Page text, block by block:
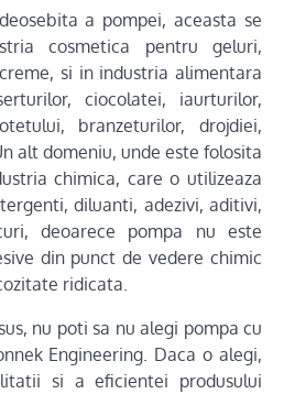
a pompei, aceasta se
cosmetica pentru geluri,
si in industria alimentara
ciocolatei, iaurturilor,
branzeturilor, drojdiei,
alt domeniu, unde este folosita
chimica, care o utilizeaza
diluanti, adezivi, aditivi,
deoarece pompa nu este
din punct de vedere chimic
ridicata.
nu poti sa nu alegi pompa cu
Engineering. Daca o alegi,
si a eficientei produsului